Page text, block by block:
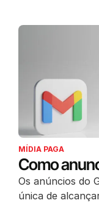
MÍDIA PAGA
Como
Os anúncios do
única de